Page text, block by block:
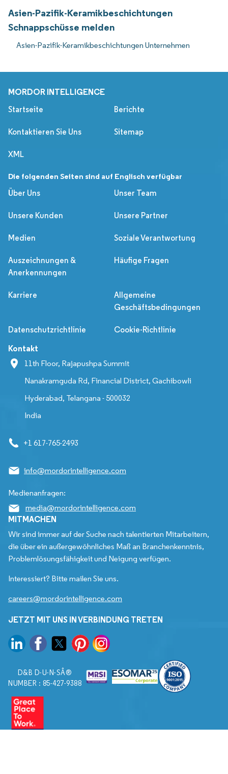
Asien-Pazifik-Keramikbeschichtungen
Schnappschüsse melden
Asien-Pazifik-Keramikbeschichtungen Unternehmen
MORDOR INTELLIGENCE
Startseite Berichte
Kontaktieren Sie Uns Sitemap
XML
Die folgenden Seiten sind auf Englisch verfügbar
Über Uns
Unser Team
Unsere Kunden Unsere Partner
Medien Soziale Verantwortung
Auszeichnungen &
Anerkennungen
Häufige Fragen
Karriere
Allgemeine
Geschäftsbedingungen
Datenschutzrichtlinie Cookie-Richtlinie
Kontakt
11th Floor, Rajapushpa Summit
Nanakramguda Rd, Financial District, Gachibowli
Hyderabad, Telangana - 500032
India
+1 617-765-2493
info@mordorintelligence.com
Medienanfragen:
media@mordorintelligence.com
MITMACHEN
Wir sind immer auf der Suche nach talentierten Mitarbeitern,
die über ein außergewöhnliches Maß an Branchenkenntnis,
Problemlösungsfähigkeit und Neigung verfügen.
Interessiert? Bitte mailen Sie uns.
careers@mordorintelligence.com
JETZT MIT UNS IN VERBINDUNG TRETEN
D&B D-U-N-SÂ®
NUMBER : 85-427-9388